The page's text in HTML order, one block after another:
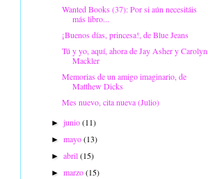
Wanted Books (37): Por si aún necesitáis
más libro...
¡Buenos días, princesa!, de Blue Jeans
Tú y yo, aquí, ahora de Jay Asher y Carolyn
Mackler
Memorias de un amigo imaginario, de
Matthew Dicks
Mes nuevo, cita nueva (Julio)
►junio(11)
►mayo(13)
►abril(15)
►marzo(15)